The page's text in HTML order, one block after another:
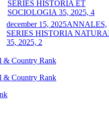
SERIES HISTORIA ET
SOCIOLOGIA 35, 2025, 4
december 15, 2025ANNALES,
SERIES HISTORIA
35, 2025, 2